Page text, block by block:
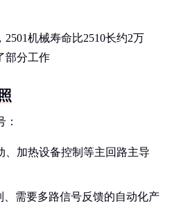
2501机械寿命比2510长约2万
部分工作
、加热设备控制等主回路主导
、需要多路信号反馈的自动化产